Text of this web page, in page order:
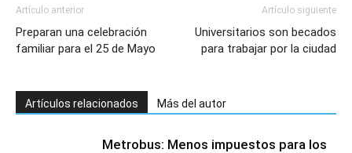
Artículo anterior
Preparan una celebración
familiar para el 25 de Mayo
Artículo siguiente
Universitarios son becados
para trabajar por la ciudad
Artículos relacionados Más del autor
Metrobus: Menos impuestos para los